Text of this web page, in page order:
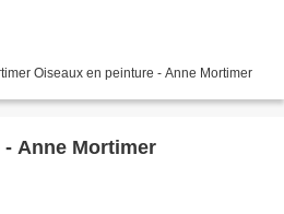
Oiseaux en peinture - Anne Mortimer
Anne Mortimer